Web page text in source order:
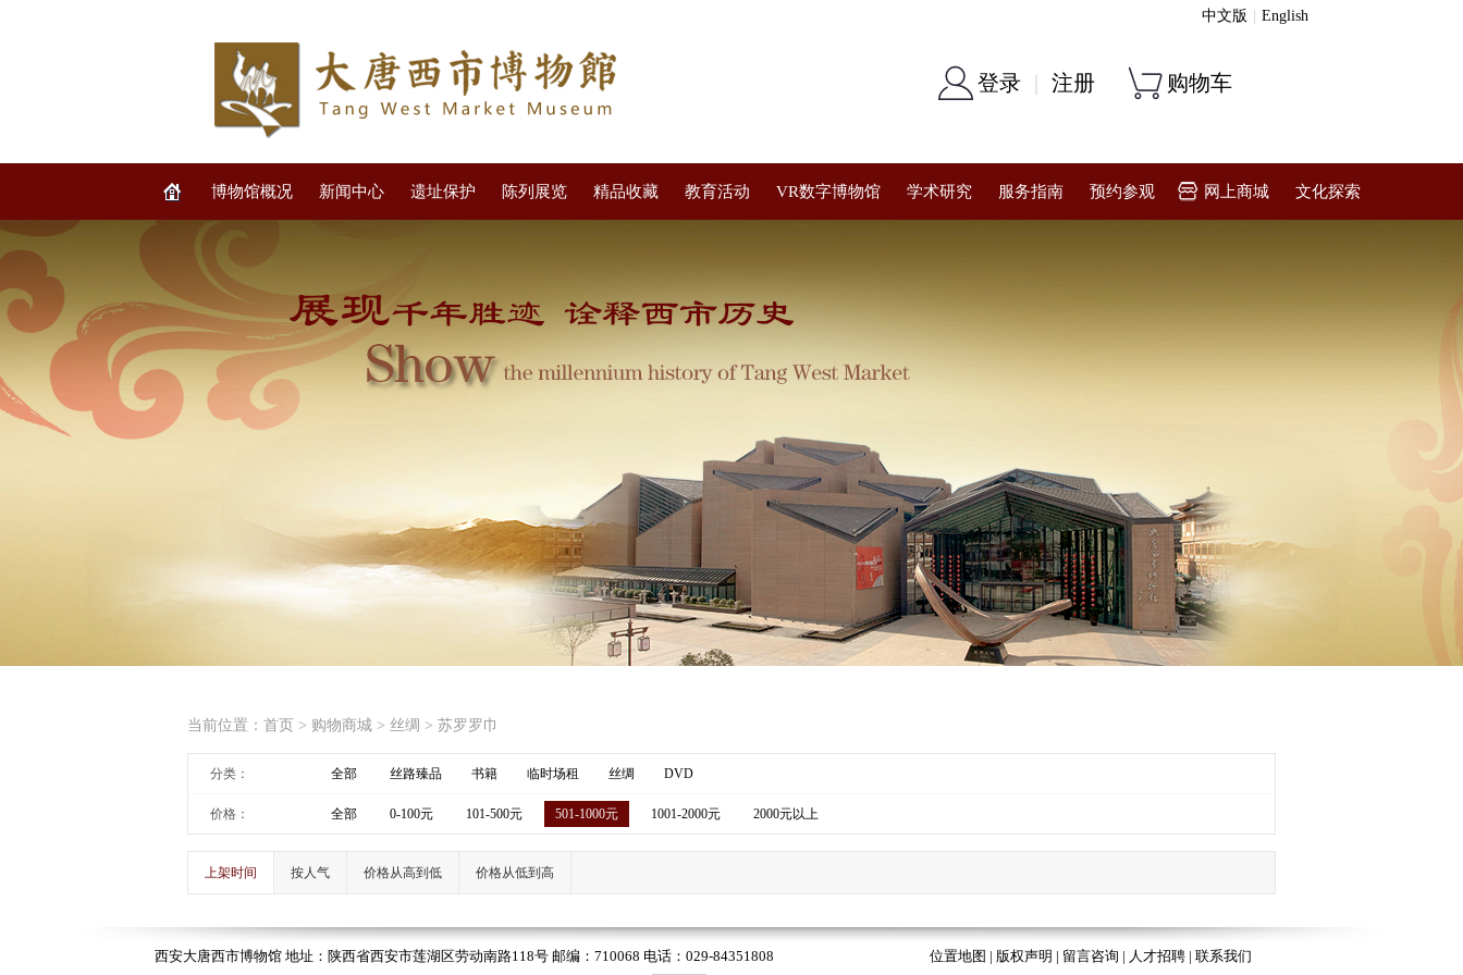
中文版 English
登录 | 注册 购物车
博物馆概况 新闻中心 遗址保护 陈列展览 精品收藏 教育活动 VR数字博物馆 学术研究 服务指南 预约参观 网上商城 文化探索
当前位置： 首页 > 购物商城 > 丝绸 > 苏罗罗巾
分类： 全部 丝路臻品 书籍 临时场租 丝绸 DVD
价格： 全部 0-100元 101-500元 501-1000元 1001-2000元 2000元以上
上架时间 按人气 价格从高到低 价格从低到高
西安大唐西市博物馆 地址：陕西省西安市莲湖区劳动南路118号 邮编：710068 电话：029-84351808
位置地图 | 版权声明 | 留言咨询 | 人才招聘 | 联系我们